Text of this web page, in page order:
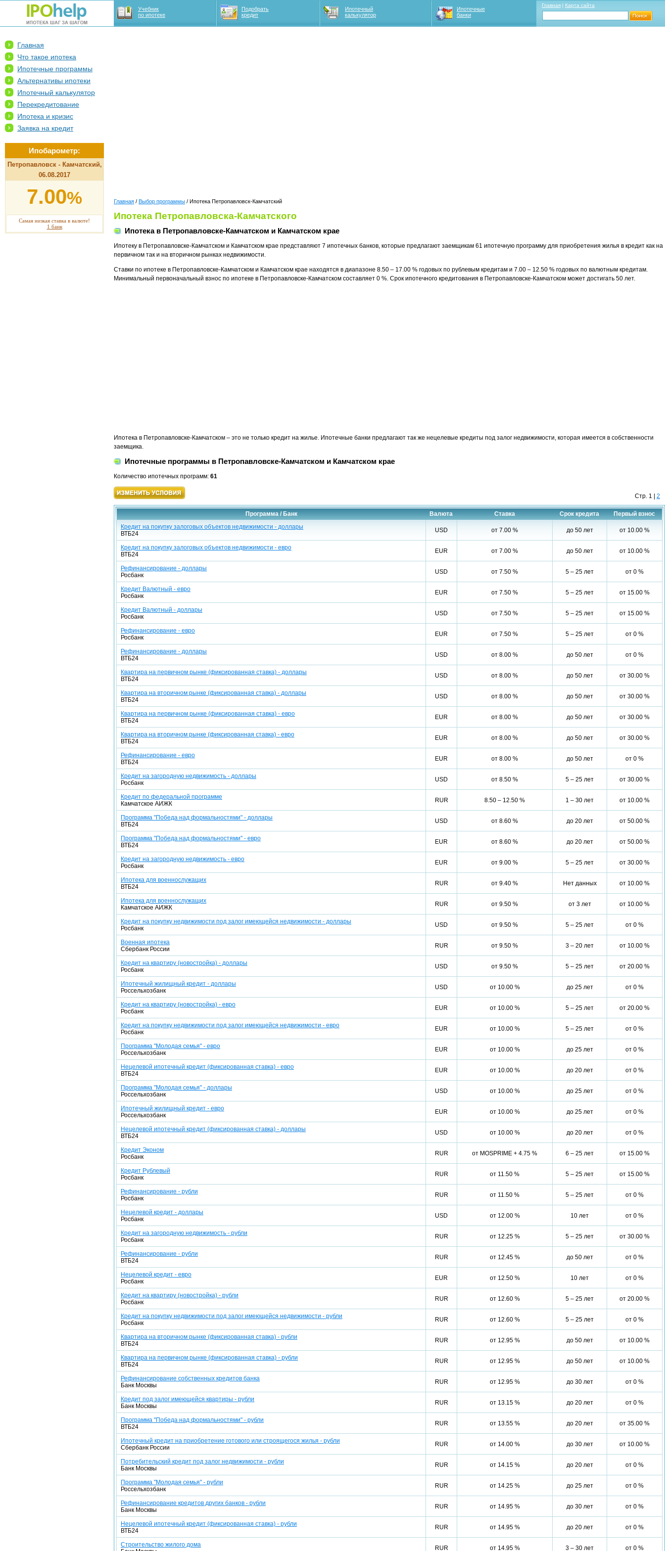
Учебник
по ипотеке
Подобрать
кредит
Ипотечный
калькулятор
Ипотечные
банки
Главная | Карта сайта
Главная
Что такое ипотека
Ипотечные программы
Альтернативы ипотеки
Ипотечный калькулятор
Перекредитование
Ипотека и кризис
Заявка на кредит
Ипобарометр:
Петропавловск - Камчатский,
06.08.2017
7.00%
Самая низкая ставка в валюте!
1 банк
Главная / Выбор программы / Ипотека Петропавловск-Камчатский
Ипотека Петропавловска-Камчатского
Ипотека в Петропавловске-Камчатском и Камчатском крае
Ипотеку в Петропавловске-Камчатском и Камчатском крае представляют 7 ипотечных банков, которые предлагают заемщикам 61 ипотечную программу для приобретения жилья в кредит как на
первичном так и на вторичном рынках недвижимости.
Ставки по ипотеке в Петропавловске-Камчатском и Камчатском крае находятся в диапазоне 8.50 – 17.00 % годовых по рублевым кредитам и 7.00 – 12.50 % годовых по валютным кредитам.
Минимальный первоначальный взнос по ипотеке в Петропавловске-Камчатском составляет 0 %. Срок ипотечного кредитования в Петропавловске-Камчатском может достигать 50 лет.
Ипотека в Петропавловске-Камчатском – это не только кредит на жилье. Ипотечные банки предлагают так же нецелевые кредиты под залог недвижимости, которая имеется в собственности
заемщика.
Ипотечные программы в Петропавловске-Камчатском и Камчатском крае
Количество ипотечных программ: 61
Стр. 1 2
Программа / Банк Валюта Ставка Срок кредита
Первый взнос
Кредит на покупку залоговых объектов недвижимости - доллары
ВТБ24
USD от 7.00 % до 50 лет от 10.00 %
Кредит на покупку залоговых объектов недвижимости - евро
ВТБ24
EUR от 7.00 % до 50 лет от 10.00 %
Рефинансирование - доллары
Росбанк
USD от 7.50 % 5 – 25 лет от 0 %
Кредит Валютный - евро
Росбанк
EUR от 7.50 % 5 – 25 лет от 15.00 %
Кредит Валютный - доллары
Росбанк
USD от 7.50 % 5 – 25 лет от 15.00 %
Рефинансирование - евро
Росбанк
EUR от 7.50 % 5 – 25 лет от 0 %
Рефинансирование - доллары
ВТБ24
USD от 8.00 % до 50 лет от 0 %
Квартира на первичном рынке (фиксированная ставка) - доллары
ВТБ24
USD от 8.00 % до 50 лет от 30.00 %
Квартира на вторичном рынке (фиксированная ставка) - доллары
ВТБ24
USD от 8.00 % до 50 лет от 30.00 %
Квартира на первичном рынке (фиксированная ставка) - евро
ВТБ24
EUR от 8.00 % до 50 лет от 30.00 %
Квартира на вторичном рынке (фиксированная ставка) - евро
ВТБ24
EUR от 8.00 % до 50 лет от 30.00 %
Рефинансирование - евро
ВТБ24
EUR от 8.00 % до 50 лет от 0 %
Кредит на загородную недвижимость - доллары
Росбанк
USD от 8.50 % 5 – 25 лет от 30.00 %
Кредит по федеральной программе
Камчатское АИЖК
RUR 8.50 – 12.50 % 1 – 30 лет от 10.00 %
Программа "Победа над формальностями" - доллары
ВТБ24
USD от 8.60 % до 20 лет от 50.00 %
Программа "Победа над формальностями" - евро
ВТБ24
EUR от 8.60 % до 20 лет от 50.00 %
Кредит на загородную недвижимость - евро
Росбанк
EUR от 9.00 % 5 – 25 лет от 30.00 %
Ипотека для военнослужащих
ВТБ24
RUR от 9.40 % Нет данных от 10.00 %
Ипотека для военнослужащих
Камчатское АИЖК
RUR от 9.50 % от 3 лет от 10.00 %
Кредит на покупку недвижимости под залог имеющейся недвижимости - доллары
Росбанк
USD от 9.50 % 5 – 25 лет от 0 %
Военная ипотека
Сбербанк России
RUR от 9.50 % 3 – 20 лет от 10.00 %
Кредит на квартиру (новостройка) - доллары
Росбанк
USD от 9.50 % 5 – 25 лет от 20.00 %
Ипотечный жилищный кредит - доллары
Россельхозбанк
USD от 10.00 % до 25 лет от 0 %
Кредит на квартиру (новостройка) - евро
Росбанк
EUR от 10.00 % 5 – 25 лет от 20.00 %
Кредит на покупку недвижимости под залог имеющейся недвижимости - евро
Росбанк
EUR от 10.00 % 5 – 25 лет от 0 %
Программа "Молодая семья" - евро
Россельхозбанк
EUR от 10.00 % до 25 лет от 0 %
Нецелевой ипотечный кредит (фиксированная ставка) - евро
ВТБ24
EUR от 10.00 % до 20 лет от 0 %
Программа "Молодая семья" - доллары
Россельхозбанк
USD от 10.00 % до 25 лет от 0 %
Ипотечный жилищный кредит - евро
Россельхозбанк
EUR от 10.00 % до 25 лет от 0 %
Нецелевой ипотечный кредит (фиксированная ставка) - доллары
ВТБ24
USD от 10.00 % до 20 лет от 0 %
Кредит Эконом
Росбанк
RUR от MOSPRIME + 4.75 % 6 – 25 лет от 15.00 %
Кредит Рублевый
Росбанк
RUR от 11.50 % 5 – 25 лет от 15.00 %
Рефинансирование - рубли
Росбанк
RUR от 11.50 % 5 – 25 лет от 0 %
Нецелевой кредит - доллары
Росбанк
USD от 12.00 % 10 лет от 0 %
Кредит на загородную недвижимость - рубли
Росбанк
RUR от 12.25 % 5 – 25 лет от 30.00 %
Рефинансирование - рубли
ВТБ24
RUR от 12.45 % до 50 лет от 0 %
Нецелевой кредит - евро
Росбанк
EUR от 12.50 % 10 лет от 0 %
Кредит на квартиру (новостройка) - рубли
Росбанк
RUR от 12.60 % 5 – 25 лет от 20.00 %
Кредит на покупку недвижимости под залог имеющейся недвижимости - рубли
Росбанк
RUR от 12.60 % 5 – 25 лет от 0 %
Квартира на вторичном рынке (фиксированная ставка) - рубли
ВТБ24
RUR от 12.95 % до 50 лет от 10.00 %
Квартира на первичном рынке (фиксированная ставка) - рубли
ВТБ24
RUR от 12.95 % до 50 лет от 10.00 %
Рефинансирование собственных кредитов банка
Банк Москвы
RUR от 12.95 % до 30 лет от 0 %
Кредит под залог имеющейся квартиры - рубли
Банк Москвы
RUR от 13.15 % до 20 лет от 0 %
Программа "Победа над формальностями" - рубли
ВТБ24
RUR от 13.55 % до 20 лет от 35.00 %
Ипотечный кредит на приобретение готового или строящегося жилья - рубли
Сбербанк России
RUR от 14.00 % до 30 лет от 10.00 %
Потребительский кредит под залог недвижимости - рубли
Банк Москвы
RUR от 14.15 % до 20 лет от 0 %
Программа "Молодая семья" - рубли
Россельхозбанк
RUR от 14.25 % до 25 лет от 0 %
Рефинансирование кредитов других банков - рубли
Банк Москвы
RUR от 14.95 % до 30 лет от 0 %
Нецелевой ипотечный кредит (фиксированная ставка) - рубли
ВТБ24
RUR от 14.95 % до 20 лет от 0 %
Строительство жилого дома
RUR от 14.95 % 3 – 30 лет от 0 %